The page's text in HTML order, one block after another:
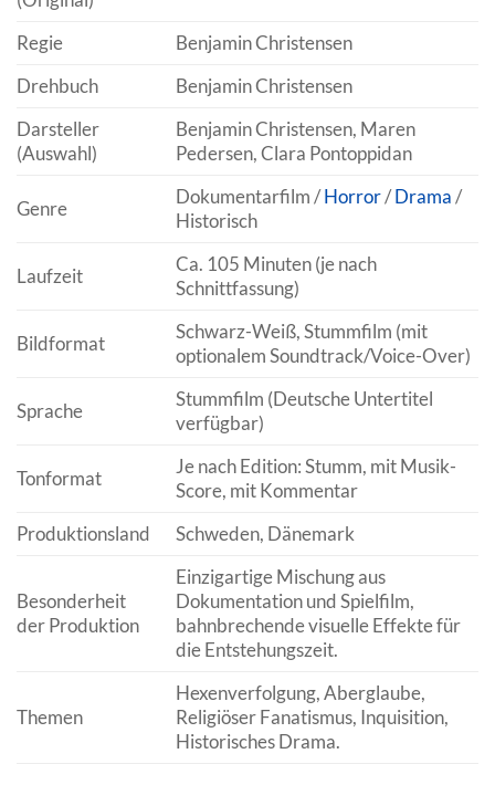
Regie
Benjamin Christensen
Drehbuch
Benjamin Christensen
Darsteller
(Auswahl)
Benjamin Christensen, Maren
Pedersen, Clara Pontoppidan
Genre
Dokumentarfilm /Horror/Drama/
Historisch
Laufzeit
Ca. 105 Minuten (je nach
Schnittfassung)
Bildformat
Schwarz-Weiß, Stummfilm (mit
optionalem Soundtrack/Voice-Over)
Sprache
Stummfilm (Deutsche Untertitel
verfügbar)
Tonformat
Je nach Edition: Stumm, mit Musik-
Score, mit Kommentar
Produktionsland
Schweden, Dänemark
Besonderheit
der Produktion
Einzigartige Mischung aus
Dokumentation und Spielfilm,
bahnbrechende visuelle Effekte für
die Entstehungszeit.
Themen
Hexenverfolgung, Aberglaube,
Religiöser Fanatismus, Inquisition,
Historisches Drama.